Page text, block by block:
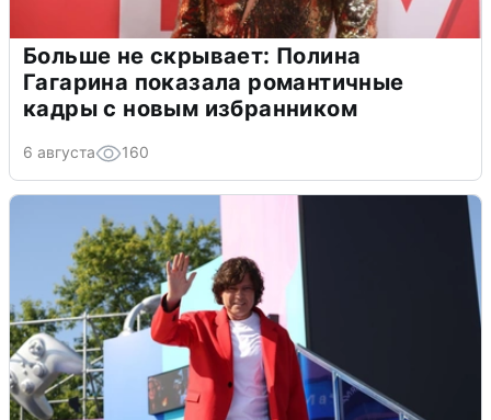
Больше не скрывает: Полина
Гагарина показала романтичные
кадры с новым избранником
6 августа 160